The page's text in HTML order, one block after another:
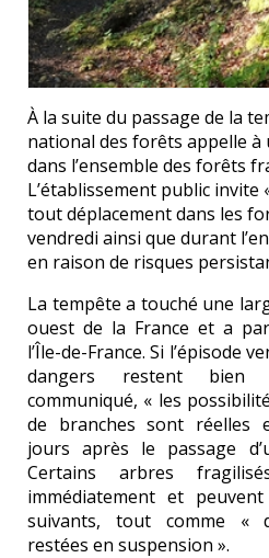
À la suite du passage de la
national des forêts appelle à
dans l’ensemble des forêts
L’établissement public invite
tout déplacement dans les
vendredi ainsi que durant
en raison de risques
La tempête a touché une
ouest de la France et a
l’Île-de-France. Si l’épisode
dangers restent bien
communiqué, « les
de branches sont réelles
jours après le passage
Certains arbres
immédiatement et
suivants, tout comme «
restées en suspension ».